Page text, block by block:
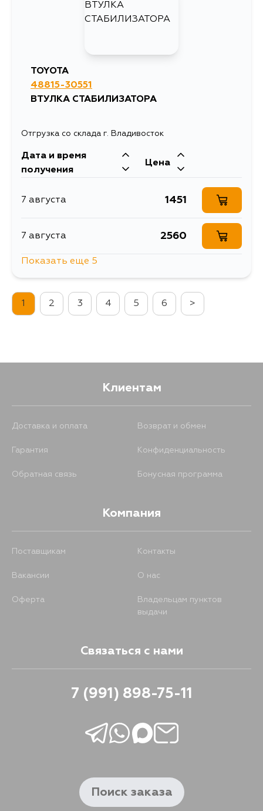
TOYOTA
48815-30551
ВТУЛКА СТАБИЛИЗАТОРА
Отгрузка со склада г. Владивосток
Дата и время
получения
Цена
7 августа 1451
7 августа 2560
7 августа
Показать еще 5
1 2 3 4 5 6 >
Клиентам
Доставка и оплата Возврат и обмен
Гарантия Конфиденциальность
Обратная связь Бонусная программа
Компания
Поставщикам Контакты
Вакансии О нас
Оферта
Владельцам пунктов
выдачи
Связаться с нами
7 (991) 898-75-11
Поиск заказа